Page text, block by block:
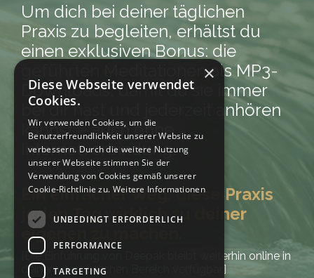
Um dich bei deiner täglichen
Praxis zu begleiten, erhältst du
einen exklusiven Bonus: die
geführten Meditationen als MP3-
Downloads, damit du sie immer
bei dir hast und jederzeit anhören
kannst – auch ohne
Internetverbindung.
Ein einfacher Weg, diese Praxis
jeden Tag wirklich zu deiner
eigenen zu machen.
[Die Einführung von Deepak bleibt weiterhin online in
deinem persönlichen Bereich verfügbar.]
×
Diese Webseite verwendet
Cookies.
Wir verwenden Cookies, um die
Benutzerfreundlichkeit unserer Website zu
verbessern. Durch die weitere Nutzung
unserer Webseite stimmen Sie der
Verwendung von Cookies gemäß unserer
Cookie-Richtlinie zu. Weitere Informationen
UNBEDINGT ERFORDERLICH
PERFORMANCE
TARGETING